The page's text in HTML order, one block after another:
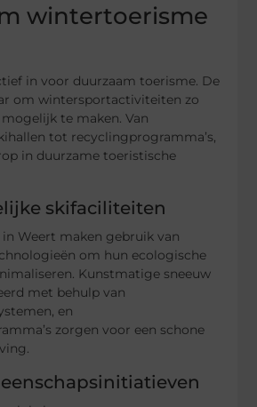
wintertoerisme
in voor duurzaam toerisme. De
om wintersportactiviteiten zo
te maken. Van
tot recyclingprogramma’s,
in duurzame toeristische
skifaciliteiten
Weert maken gebruik van
om hun ecologische
Kunstmatige sneeuw
met behulp van
en
zorgen voor een schone